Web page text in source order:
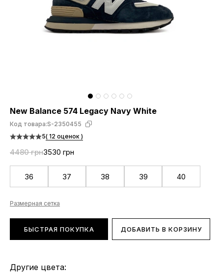
New Balance 574 Legacy Navy White
Код товара:S-2350455
5( 12 оценок )
4480 грн3530 грн
36 37 38 39 40
Размерная сетка
БЫСТРАЯ ПОКУПКА ДОБАВИТЬ В КОРЗИНУ
Другие цвета: